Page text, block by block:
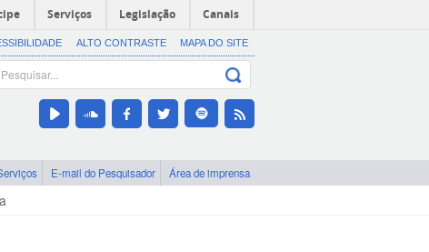
Serviços Legislação Canais
ALTO CONTRASTE MAPA DO SITE
E-mail do Pesquisador Área de imprensa